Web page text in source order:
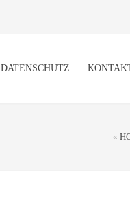
DATENSCHUTZ
«